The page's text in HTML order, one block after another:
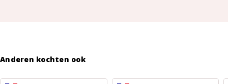
Anderen kochten ook